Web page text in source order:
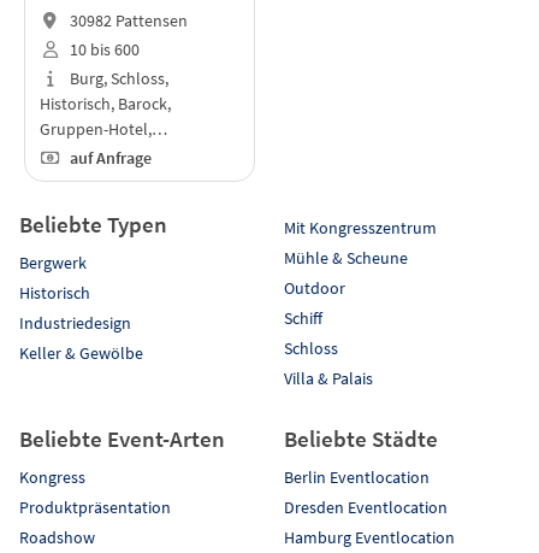
30982 Pattensen
10 bis 600
Burg, Schloss,
Historisch, Barock,
Gruppen-Hotel,…
auf Anfrage
Beliebte Typen
Bergwerk
Historisch
Industriedesign
Keller & Gewölbe
Mit Kongresszentrum
Mühle & Scheune
Outdoor
Schiff
Schloss
Villa & Palais
Beliebte Event-Arten
Kongress
Produktpräsentation
Roadshow
Beliebte Städte
Berlin Eventlocation
Dresden Eventlocation
Hamburg Eventlocation